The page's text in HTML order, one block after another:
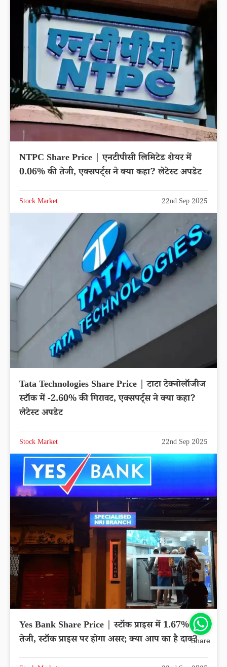
NTPC Share Price | एनटीपीसी लिमिटेड शेयर में
0.06% की तेजी, एक्सपर्ट्स ने क्या कहा? लेटेस्ट अपडेट
Stock Market 22nd Sep 2025
Tata Technologies Share Price | टाटा टेक्नोलॉजीज
स्टॉक में -2.60% की गिरावट, एक्सपर्ट्स ने क्या कहा?
लेटेस्ट अपडेट
Stock Market 22nd Sep 2025
Yes Bank Share Price | स्टॉक प्राइस में 1.67% की
तेजी, स्टॉक प्राइस पर होगा असर; क्या आप का है दाव?Share